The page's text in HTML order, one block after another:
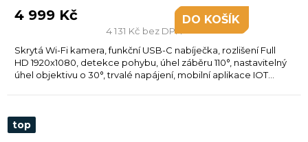
4 131 Kč bez DPH
4 999 Kč DO KOŠÍKU
Skrytá Wi-Fi kamera, funkční USB-C nabíječka, rozlišení Full
HD 1920x1080, detekce pohybu, úhel záběru 110°, nastavitelný
úhel objektivu o 30°, trvalé napájení, mobilní aplikace IOT...
top